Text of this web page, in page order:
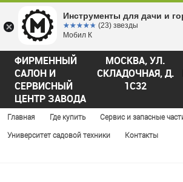
ФИРМЕННЫЙ
САЛОН И
СЕРВИСНЫЙ
ЦЕНТР ЗАВОДА
МОСКВА, УЛ.
СКЛАДОЧНАЯ, Д.
1С32
Главная Где купить Сервис и запасные
Университет садовой техники Контакты
Инструменты для дачи и
☆☆☆☆☆
★★★★★ (23) звезды
Мобил К